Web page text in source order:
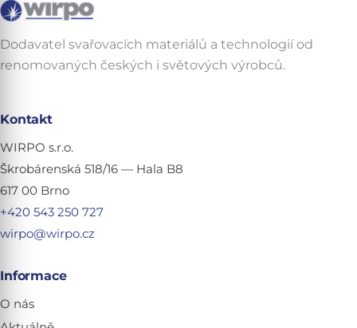
Dodavatel svařovacích materiálů a technologií od
renomovaných českých i světových výrobců.
Kontakt
WIRPO s.r.o.
Škrobárenská 518/16 — Hala B8
617 00 Brno
+420 543 250 727
wirpo@wirpo.cz
Informace
O nás